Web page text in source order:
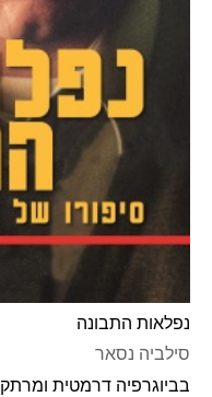
נפלאות התבונה
סילביה נסאר
בביוגרפיה דרמטית